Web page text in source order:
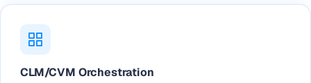
CLM/CVM Orchestration